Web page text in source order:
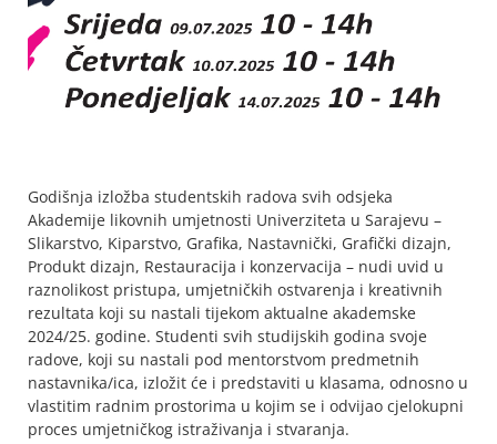
Godišnja izložba studentskih radova svih odsjeka
Akademije likovnih umjetnosti Univerziteta u Sarajevu –
Slikarstvo, Kiparstvo, Grafika, Nastavnički, Grafički dizajn,
Produkt dizajn, Restauracija i konzervacija – nudi uvid u
raznolikost pristupa, umjetničkih ostvarenja i kreativnih
rezultata koji su nastali tijekom aktualne akademske
2024/25. godine. Studenti svih studijskih godina svoje
radove, koji su nastali pod mentorstvom predmetnih
nastavnika/ica, izložit će i predstaviti u klasama, odnosno u
vlastitim radnim prostorima u kojim se i odvijao cjelokupni
proces umjetničkog istraživanja i stvaranja.